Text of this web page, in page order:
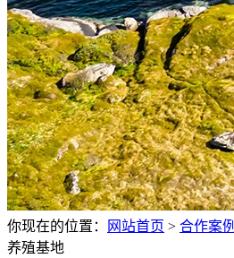
你现在的位置： 网站首页 > 合作案例
养殖基地